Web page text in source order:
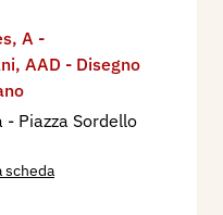
, A -
, AAD - Disegno
- Piazza Sordello
scheda